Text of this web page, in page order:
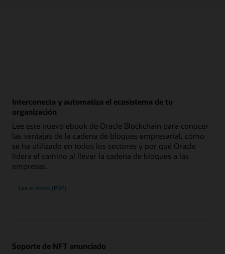
Interconecta y automatiza el ecosistema de tu
organización
Lee este nuevo ebook de Oracle Blockchain para conocer
las ventajas de la cadena de bloques empresarial, cómo
se ha utilizado en todos los sectores y por qué Oracle
lidera el camino al llevar la cadena de bloques a las
empresas.
Lee el ebook (PDF)
Soporte de NFT anunciado